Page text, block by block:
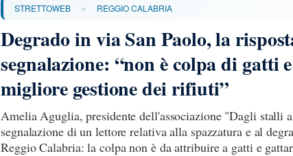
STRETTOWEB » REGGIO CALABRIA
Degrado in via San Paolo, la
segnalazione: “non è colpa di gatti e
migliore gestione dei rifiuti”
Amelia Aguglia, presidente dell'associazione "Dagli stalli
segnalazione di un lettore relativa alla spazzatura e al
Reggio Calabria: la colpa non è da attribuire a gatti e